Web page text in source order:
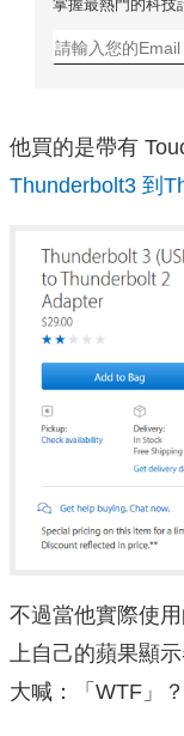
掌握最熱門的科技
他買的是帶有
Thunderbolt3 到
不過當他實際使
上自己的蘋果顯
大喊：「WTF」？